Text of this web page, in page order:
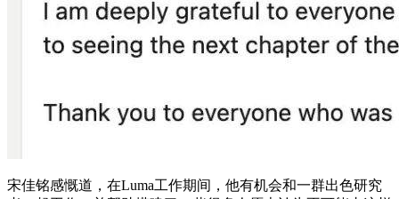
宋佳铭感慨道，在Luma工作期间，他有机会和一群出色研究